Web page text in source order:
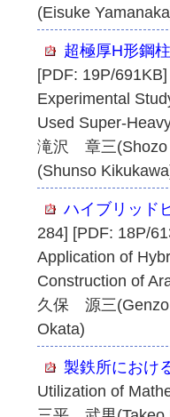
(Eisuke
超極厚H形鋼
[PDF: 19P/691KB]
Experimental
Used Super-
滝沢 章三
(Shunso
ハイブリッド
284] [PDF: 18P/
Application of
Construction of
久保 源三
Okata)
製鉄所におけ
Utilization of